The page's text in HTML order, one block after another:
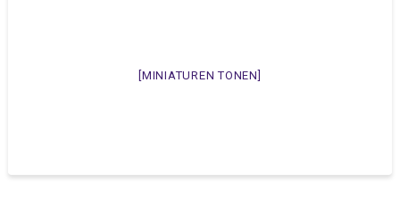
[MINIATUREN TONEN]